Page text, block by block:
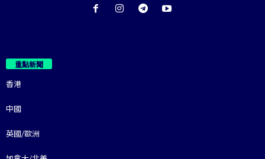
重點新聞
香港
中國
英國/歐洲